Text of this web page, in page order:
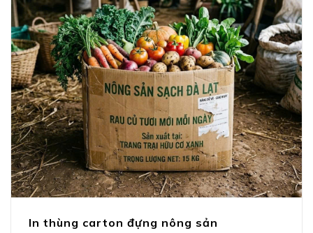
In thùng carton đựng nông sản